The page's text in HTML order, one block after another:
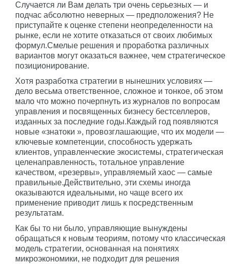
Cлучается ли Вам делать три очень серьезных — и
подчас абсолютно неверных — предположения? Не
приступайте к оценке степени неопределенности на
рынке, если не хотите отказаться от своих любимых
формул.Смелые решения и проработка различных
вариантов могут оказаться важнее, чем стратегическое
позиционирование.
Хотя разработка стратегии в нынешних условиях —
дело весьма ответственное, сложное и тонкое, об этом
мало что можно почерпнуть из журналов по вопросам
управления и посвященных бизнесу бестселлеров,
изданных за последние годы.Каждый год появляются
новые «знатоки », провозглашающие, что их модели —
ключевые компетенции, способность удержать
клиентов, управленческие экосистемы, стратегическая
целенаправленность, тотальное управление
качеством, «резервы», управляемый хаос — самые
правильные.Действительно, эти схемы иногда
оказываются идеальными, но чаще всего их
применение приводит лишь к посредственным
результатам.
Как бы то ни было, управляющие вынуждены
обращаться к новым теориям, потому что классическая
модель стратегии, основанная на понятиях
микроэкономики, не подходит для решения